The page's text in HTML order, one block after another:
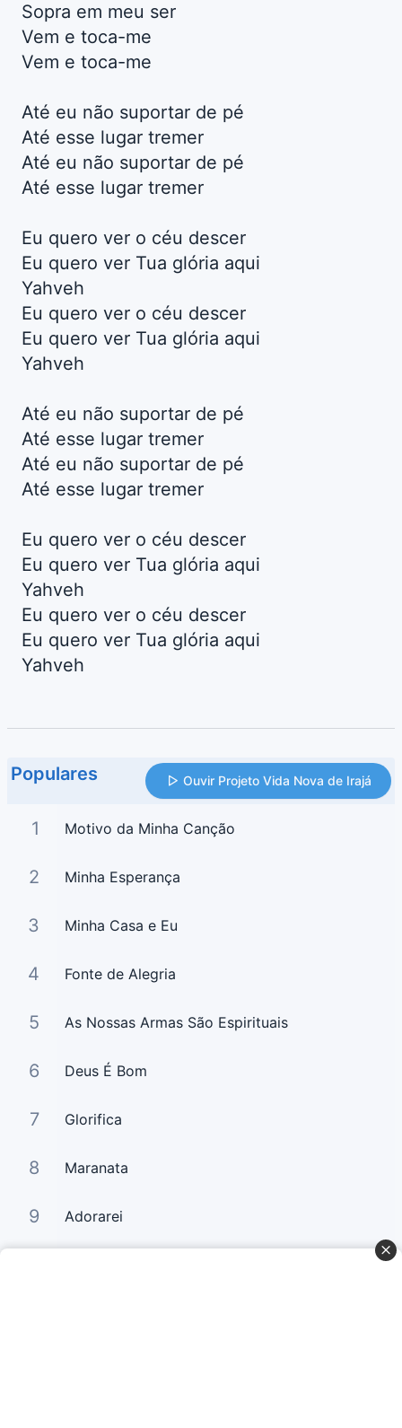
Sopra em meu ser
Vem e toca-me
Vem e toca-me
Até eu não suportar de pé
Até esse lugar tremer
Até eu não suportar de pé
Até esse lugar tremer
Eu quero ver o céu descer
Eu quero ver Tua glória aqui
Yahveh
Eu quero ver o céu descer
Eu quero ver Tua glória aqui
Yahveh
Até eu não suportar de pé
Até esse lugar tremer
Até eu não suportar de pé
Até esse lugar tremer
Eu quero ver o céu descer
Eu quero ver Tua glória aqui
Yahveh
Eu quero ver o céu descer
Eu quero ver Tua glória aqui
Yahveh
Populares Ouvir Projeto Vida Nova de Irajá
1 Motivo da Minha Canção
2 Minha Esperança
3 Minha Casa e Eu
4 Fonte de Alegria
5 As Nossas Armas São Espirituais
6 Deus É Bom
7 Glorifica
8 Maranata
9 Adorarei